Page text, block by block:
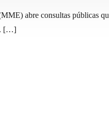
abre consultas públicas
[…]